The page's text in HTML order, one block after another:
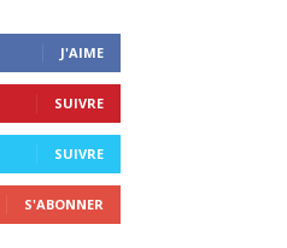
J'AIME
SUIVRE
SUIVRE
S'ABONNER